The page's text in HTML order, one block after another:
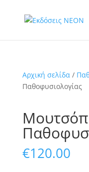
Αρχική σελίδα/
Παθοφυσιολογίας
€120.00